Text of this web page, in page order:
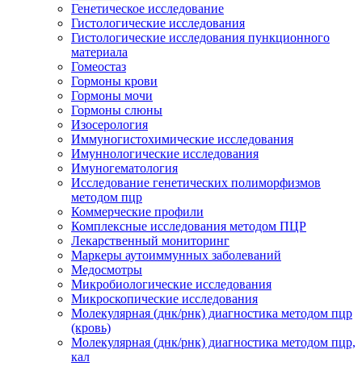
Генетическое исследование
Гистологические исследования
Гистологические исследования пункционного
материала
Гомеостаз
Гормоны крови
Гормоны мочи
Гормоны слюны
Изосерология
Иммуногистохимические исследования
Имуннологические исследования
Имуногематология
Исследование генетических полиморфизмов
методом пцр
Коммерческие профили
Комплексные исследования методом ПЦР
Лекарственный мониторинг
Маркеры аутоиммунных заболеваний
Медосмотры
Микробиологические исследования
Микроскопические исследования
Молекулярная (днк/рнк) диагностика методом пцр
(кровь)
Молекулярная (днк/рнк) диагностика методом пцр,
кал